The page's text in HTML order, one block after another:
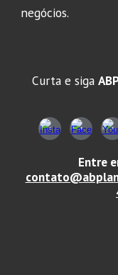
negócios.
Curta e siga
Entre